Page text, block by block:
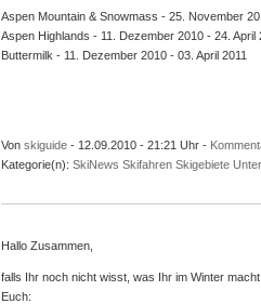
Aspen Mountain & Snowmass - 25. November
Aspen Highlands - 11. Dezember 2010 - 24. April
Buttermilk - 11. Dezember 2010 - 03. April 2011
Von skiguide- 12.09.2010 - 21:21 Uhr -
Kategorie(n): SkiNews Skifahren Skigebiete
Hallo Zusammen,
falls Ihr noch nicht wisst, was Ihr im Winter
Euch: